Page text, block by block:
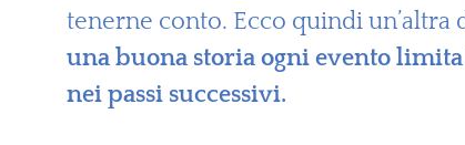
tenerne conto. Ecco quindi un’altra
una buona storia ogni evento
nei passi successivi.